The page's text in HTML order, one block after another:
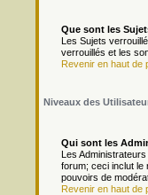
Que sont les
Les Sujets
verrouillés et les
Revenir en haut de
Niveaux des
Qui sont les
Les
forum; ceci inclut le
pouvoirs de
Revenir en haut de